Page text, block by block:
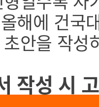
해에 건국
안을 작성
작성 시